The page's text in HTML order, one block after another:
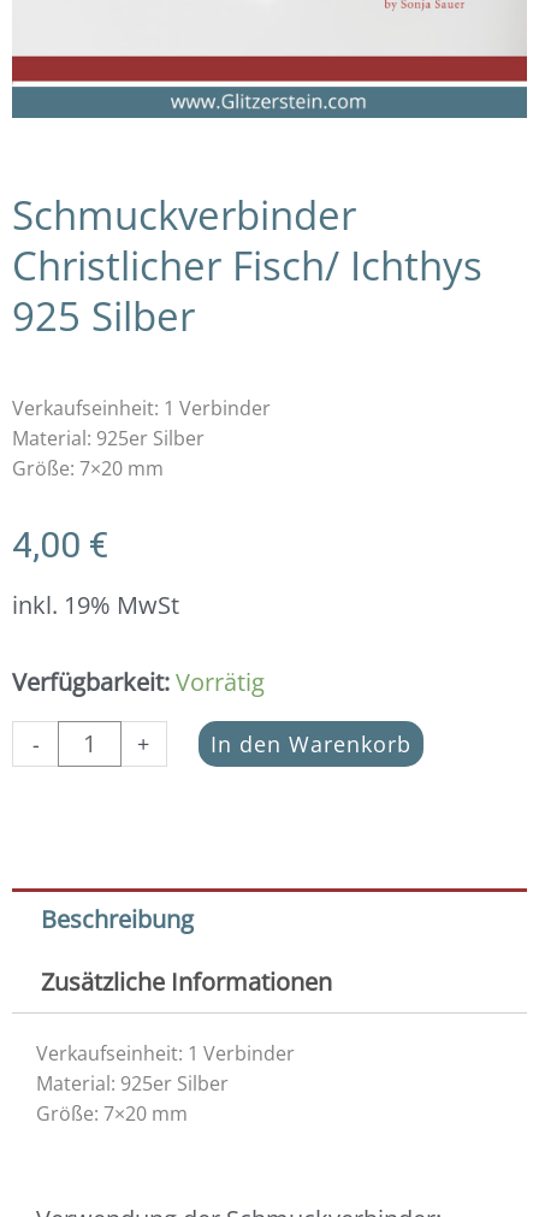
Schmuckverbinder
Christlicher Fisch/ Ichthys
925 Silber
Verkaufseinheit: 1 Verbinder
Material: 925er Silber
Größe: 7×20 mm
4,00 €
inkl. 19% MwSt
Verfügbarkeit:Vorrätig
-
Schmuckverbinder
Fisch/
Ichthys
+ In den Warenkorb
Beschreibung
Zusätzliche Informationen
Verkaufseinheit: 1 Verbinder
Material: 925er Silber
Größe: 7×20 mm